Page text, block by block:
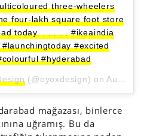
three-wheelers
four-lakh square foot store
today. . . . . . #ikeaindia
#excited
#hyderabad
(@oyoxdesign) on Aug 9, 2018 at 1:24am PDT
mağazası, binlerce
uğramış. Bu da